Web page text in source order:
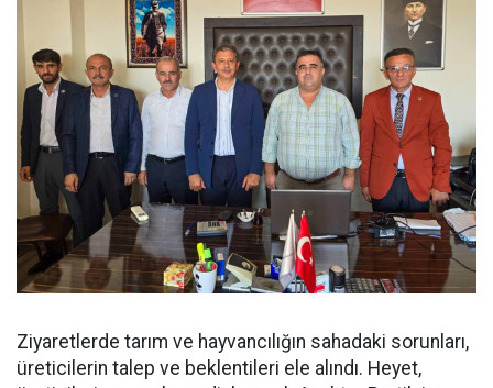
Ziyaretlerde tarım ve hayvancılığın sahadaki sorunları,
üreticilerin talep ve beklentileri ele alındı. Heyet,